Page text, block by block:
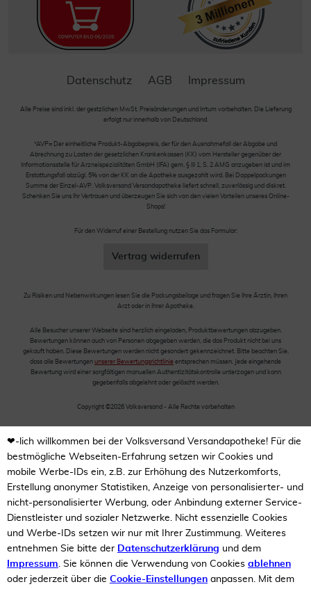
Datenschutz AGB Impressum
Alle Preise sind inkl. der gestzlichen MwSt. Preisänderungen und Irrtum vorbehalten. Die Lieferung
erfolgt nur innerhalb von Deutschland.
*AVP= Der einheitliche Produkt-Abgabepreis, der für den Ausnahmefall der Abgabe und
Abrechnung zu Lasten der gesetzlichen Krankenkassen (KK) vom Hersteller gegenüber der
Informationsstelle für Arzneispezialitäten GmbH (IFA) gem. § III 1, S. 2 AMG anzugeben ist und im
Erstattungsfall abzügl. 5% von der KK an die Apotheke ausgezahlt wird. Bei Doppelpackungen
Summe der Einzel-AVP. Volksversand Versandapotheke liefert schnell, zuverlässig und diskret.
Schenken Sie uns Ihr Vertrauen und überzeugen Sie sich von den vielen Vorteilen unseres Online-
Shops!
Für den Widerruf einer Bestellung nutzen Sie das Formular:
Vertrag widerrufen
Zu Risiken und Nebenwirkungen lesen Sie die Packungsbeilage und fragen Sie Ihre Ärztin, Ihren
Arzt oder in Ihrer Apotheke.
Alle Besucher unserer Webseite sind herzlich eingeladen, Produktbewertungen abzugeben.
Bewertungen können auch von Personen abgegeben werden, die das Produkt nicht bei uns
gekauft haben. Diese Bewertungen werden nicht gesondert gekennzeichnet. Bitte beachten Sie,
dass alle Bewertungen unserer Bewertungsrichtlinie entsprechen müssen. Jede eingehende
Bewertung wird einer sorgfältigen manuellen Authentizitätskontrolle unterzogen und kann
gegebenfalls abgelehnt oder gelöscht werden.
Copyright ©2026 Volksversand - Alle Rechte vorbehalten
❤-lich willkommen bei der Volksversand Versandapotheke! Für die
bestmögliche Webseiten-Erfahrung setzen wir Cookies und
mobile Werbe-IDs ein, z.B. zur Erhöhung des Nutzerkomforts,
Erstellung anonymer Statistiken, Anzeige von personalisierter- und
nicht-personalisierter Werbung, oder Anbindung externer Service-
Dienstleister und sozialer Netzwerke. Nicht essenzielle Cookies
und Werbe-IDs setzen wir nur mit Ihrer Zustimmung. Weiteres
entnehmen Sie bitte der Datenschutzerklärung und dem
Impressum. Sie können die Verwendung von Cookies ablehnen
oder jederzeit über die Cookie-Einstellungen anpassen. Mit dem